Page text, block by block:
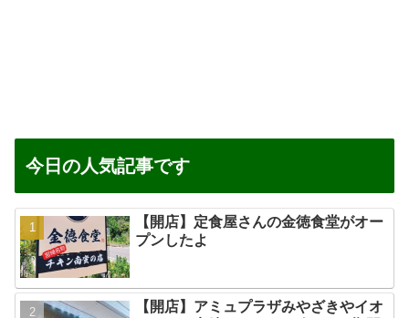
今日の人気記事です
【開店】定食屋さんの金徳食堂がオー
プンしたよ
【開店】アミュプラザみやざきやイオ